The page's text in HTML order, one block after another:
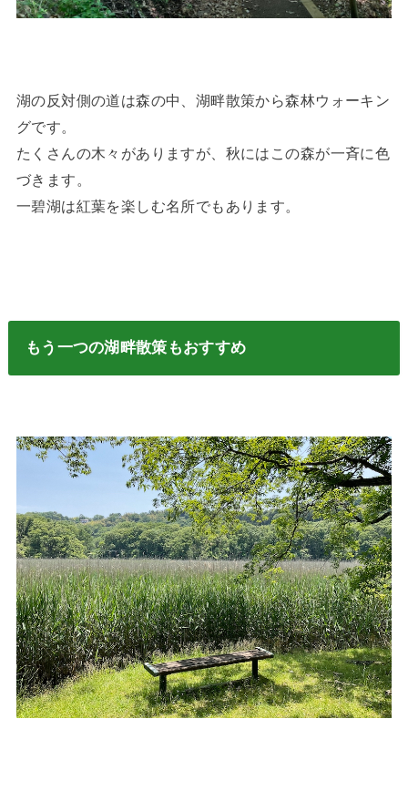
湖の反対側の道は森の中、湖畔散策から森林ウォーキン
グです。
たくさんの木々がありますが、秋にはこの森が一斉に色
づきます。
一碧湖は紅葉を楽しむ名所でもあります。
もう一つの湖畔散策もおすすめ